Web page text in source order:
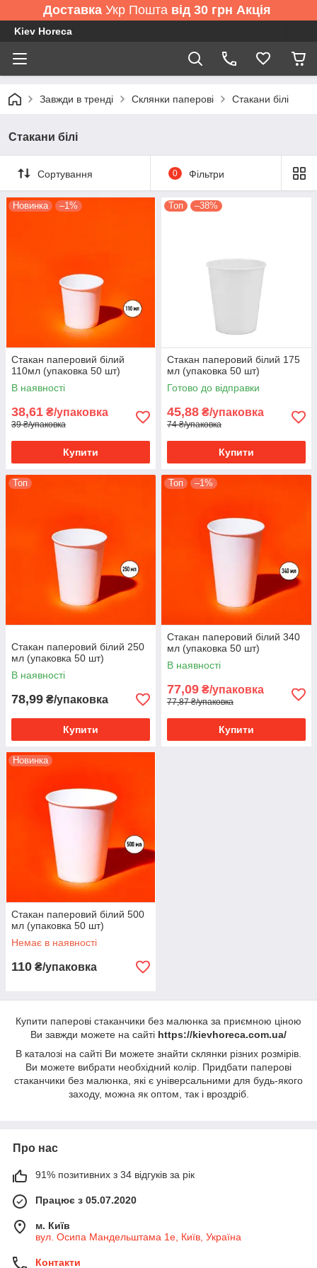
ДоставкаУкр Пошта від 30 грн Акція
Kiev Horeca
Завжди в тренді Склянки паперові Стакани білі
Стакани білі
Сортування 0 Фільтри
Новинка –1%
Стакан паперовий білий
110мл (упаковка 50 шт)
В наявності
38,61 ₴/упаковка
39 ₴/упаковка
Купити
Топ –38%
Стакан паперовий білий 175
мл (упаковка 50 шт)
Готово до відправки
45,88 ₴/упаковка
74 ₴/упаковка
Купити
Топ
Стакан паперовий білий 250
мл (упаковка 50 шт)
В наявності
78,99 ₴/упаковка
Купити
Топ –1%
Стакан паперовий білий 340
мл (упаковка 50 шт)
В наявності
77,09 ₴/упаковка
77,87 ₴/упаковка
Купити
Новинка
Стакан паперовий білий 500
мл (упаковка 50 шт)
Немає в наявності
110 ₴/упаковка
Купити паперові стаканчики без малюнка за приємною ціною
Ви завжди можете на сайті https://kievhoreca.com.ua/
В каталозі на сайті Ви можете знайти склянки різних розмірів.
Ви можете вибрати необхідний колір. Придбати паперові
стаканчики без малюнка, які є універсальними для будь-якого
заходу, можна як оптом, так і вроздріб.
Про нас
91% позитивних з 34 відгуків за рік
Працює з 05.07.2020
м. Київ
вул. Осипа Мандельштама 1е, Київ, Україна
Контакти